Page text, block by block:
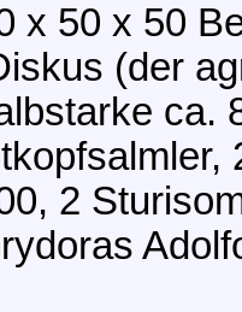
x 50 x 50
(der
ca.
2